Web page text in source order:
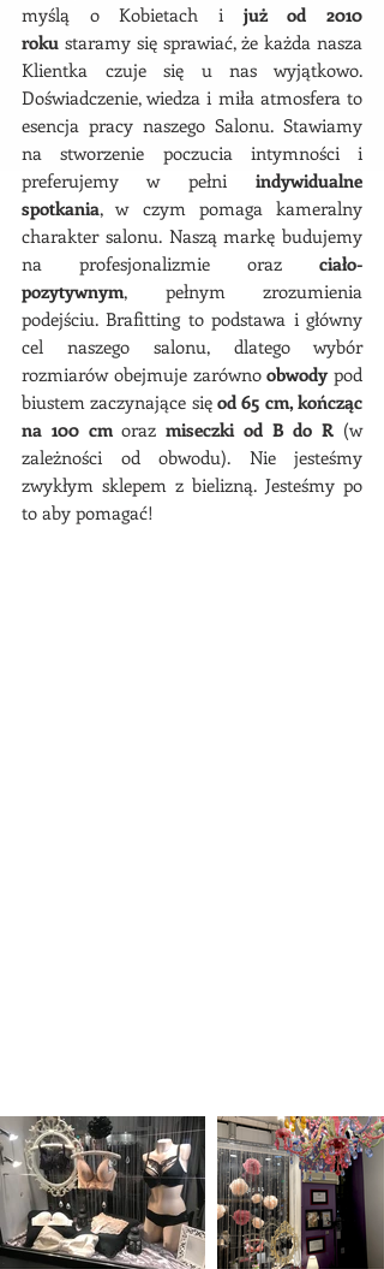
myślą o Kobietach i już od 2010
roku staramy się sprawiać, że każda nasza
Klientka czuje się u nas wyjątkowo.
Doświadczenie, wiedza i miła atmosfera to
esencja pracy naszego Salonu. Stawiamy
na stworzenie poczucia intymności i
preferujemy w pełni indywidualne
spotkania, w czym pomaga kameralny
charakter salonu. Naszą markę budujemy
na profesjonalizmie oraz ciało-
pozytywnym, pełnym zrozumienia
podejściu. Brafitting to podstawa i główny
cel naszego salonu, dlatego wybór
rozmiarów obejmuje zarównoobwodypod
biustem zaczynające się od 65 cm, kończąc
na 100 cmorazmiseczki od B do R (w
zależności od obwodu). Nie jesteśmy
zwykłym sklepem z bielizną. Jesteśmy po
to aby pomagać!